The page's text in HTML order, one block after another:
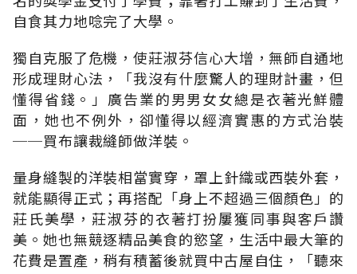
自食其力地唸完了大學。
獨自克服了危機，使莊淑芬信心大增，無師自通地
形成理財心法，「我沒有什麼驚人的理財計畫，但
懂得省錢。」廣告業的男男女女總是衣著光鮮體
面，她也不例外，卻懂得以經濟實惠的方式治裝
──買布讓裁縫師做洋裝。
量身縫製的洋裝相當實穿，罩上針織或西裝外套，
就能顯得正式；再搭配「身上不超過三個顏色」的
莊氏美學，莊淑芬的衣著打扮屢獲同事與客戶讚
美。她也無競逐精品美食的慾望，生活中最大筆的
花費是置產，稍有積蓄後就買中古屋自住，「聽來